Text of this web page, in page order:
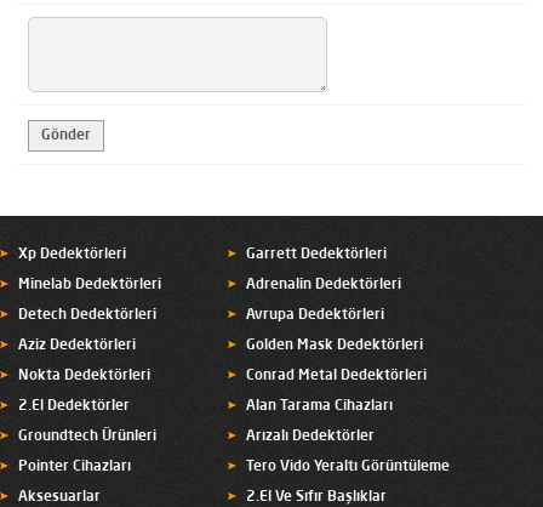
Xp Dedektörleri Garrett Dedektörleri
Minelab Dedektörleri Adrenalin Dedektörleri
Detech Dedektörleri Avrupa Dedektörleri
Aziz Dedektörleri Golden Mask Dedektörleri
Nokta Dedektörleri Conrad Metal Dedektörleri
2.El Dedektörler Alan Tarama Cihazları
Groundtech Ürünleri Arızalı Dedektörler
Pointer Cihazları Tero Vido Yeraltı Görüntüleme
Aksesuarlar 2.El Ve Sıfır Başlıklar